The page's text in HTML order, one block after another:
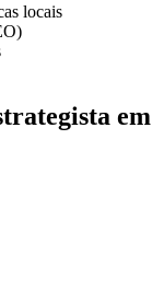
locais
em